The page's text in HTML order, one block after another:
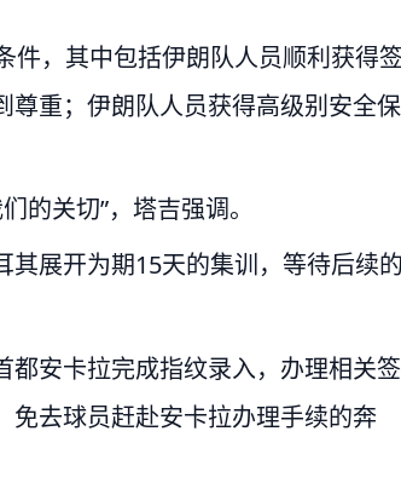
件，其中包括伊朗队人员顺利获得
尊重；伊朗队人员获得高级别安全保
的关切”，塔吉强调。
其展开为期15天的集训，等待后续
安卡拉完成指纹录入，办理相关签
免去球员赶赴安卡拉办理手续的奔